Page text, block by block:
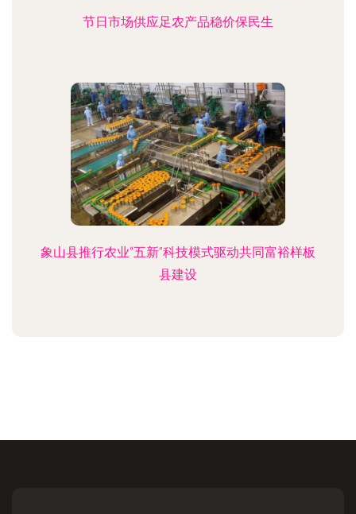
节日市场供应足农产品稳价保民生
象山县推行农业“五新”科技模式驱动共同富裕样板
县建设